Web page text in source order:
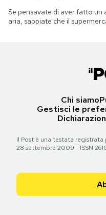
Se pensavate di aver fatto
aria, sappiate che il
Chi siamo
Gestisci le
Il Post è una testata registrata
28 settembre 2009 - ISSN